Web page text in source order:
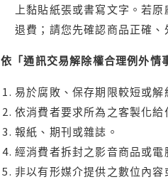
上黏貼紙張或書寫文字。若
退費；請您先確認商品正確
依「通訊交易解除權合理例外情
易於腐敗、保存期限較短或
依消費者要求所為之客製化
報紙、期刊或雜誌。
經消費者拆封之影音商品或電
非以有形媒介提供之數位內